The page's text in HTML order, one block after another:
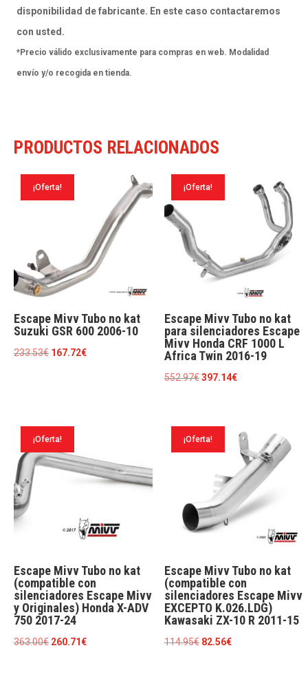
tapa
carbono
Kawasaki
Versys
cantidad
disponibilidad de fabricante. En este caso contactaremos
con usted.
*Precio válido exclusivamente para compras en web. Modalidad
envío y/o recogida en tienda.
PRODUCTOS RELACIONADOS
¡Oferta!
Escape Mivv Tubo no kat
Suzuki GSR 600 2006-10
233.53€ El
167.72€El
¡Oferta!
Escape Mivv Tubo no kat
para silenciadores Escape
Mivv Honda CRF 1000 L
Africa Twin 2016-19
552.97€El
397.14€El
es:
397.14€.
¡Oferta!
Escape Mivv Tubo no kat
(compatible con
silenciadores Escape Mivv
y Originales) Honda X-ADV
750 2017-24
363.00€ El
260.71€El
¡Oferta!
Escape Mivv Tubo no kat
(compatible con
silenciadores Escape Mivv
EXCEPTO K.026.LDG)
Kawasaki ZX-10 R 2011-15
114.95€ El
82.56€El